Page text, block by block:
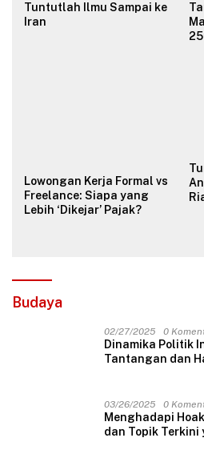
Tuntutlah Ilmu Sampai ke
Iran
Lowongan Kerja Formal vs
Freelance: Siapa yang
Lebih ‘Dikejar’ Pajak?
Budaya
02/27/2025 0
Dinamika Politik
Tantangan dan
03/26/2025 0
Menghadapi
dan Topik Terkini